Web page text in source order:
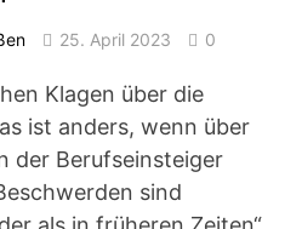
25. April 2023 0
Klagen über die
ist anders, wenn über
der Berufseinsteiger
sind